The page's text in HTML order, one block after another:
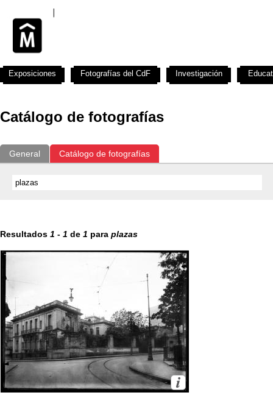
Catálogo de fotografías
General Catálogo de fotografías
Resultados 1 - 1 de 1 para plazas
Exposiciones Fotografías del CdF Investigación